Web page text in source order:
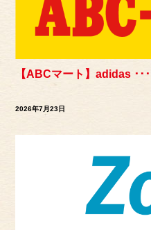
【ABCマート】adidas ･･･
2026年7月23日